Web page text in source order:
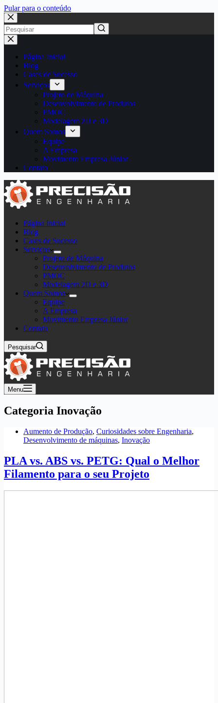
Pular para o conteúdo
Página Inicial
Blog
Cases de Sucesso
Serviços
Projeto de Máquina
Desenvolvimento de Produtos
PMOC
Modelagem 2D e 3D
Quem Somos
Equipe
A Empresa
Movimento Empresa Júnior
Contato
Página Inicial
Blog
Cases de Sucesso
Serviços
Projeto de Máquina
Desenvolvimento de Produtos
PMOC
Modelagem 2D e 3D
Quem Somos
Equipe
A Empresa
Movimento Empresa Júnior
Contato
Pesquisar
Menu
Categoria Inovação
Aumento de Produção, Curiosidades sobre Engenharia,
Desenvolvimento de máquinas, Inovação
PLA vs. ABS vs. PETG: Qual o Melhor
Filamento para o seu Projeto